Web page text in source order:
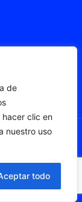
de
hacer clic en
nuestro uso
todo